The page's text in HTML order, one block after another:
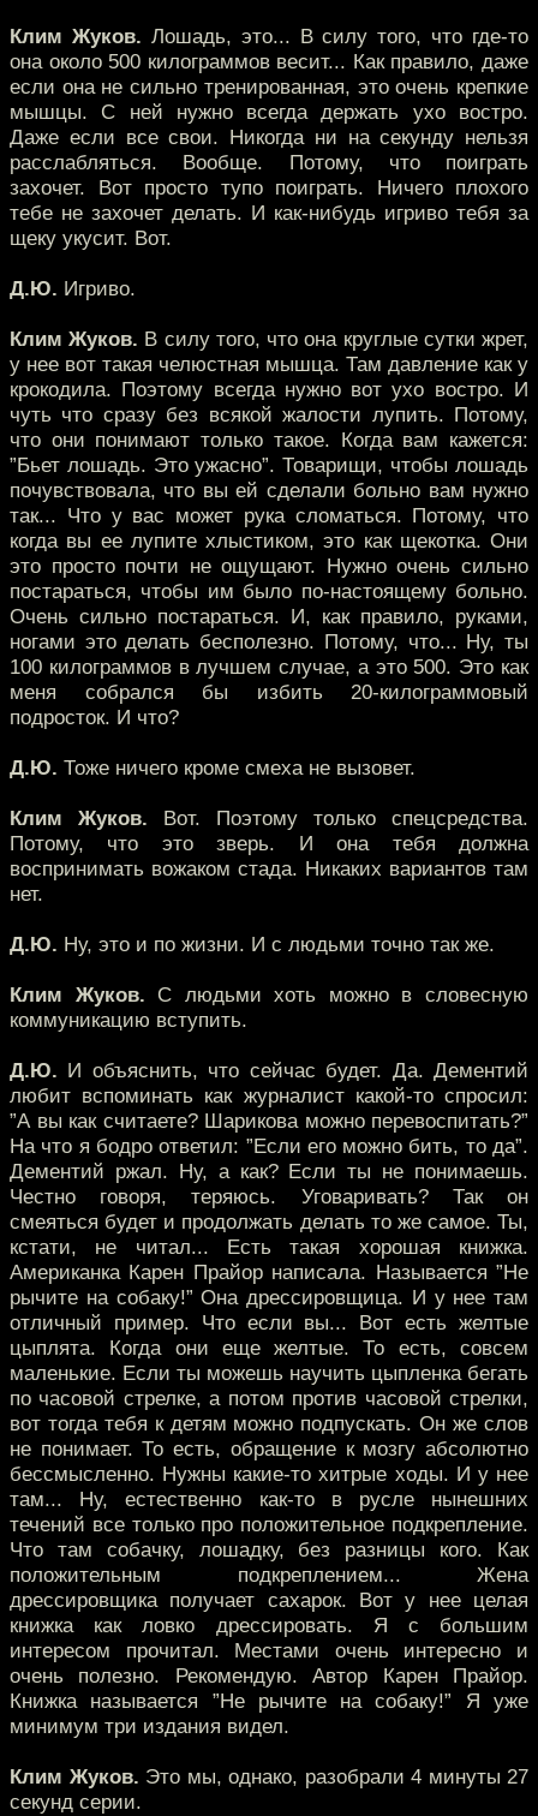
Клим Жуков. Лошадь, это... В силу того, что где-то
она около 500 килограммов весит... Как правило, даже
если она не сильно тренированная, это очень крепкие
мышцы. С ней нужно всегда держать ухо востро.
Даже если все свои. Никогда ни на секунду нельзя
расслабляться. Вообще. Потому, что поиграть
захочет. Вот просто тупо поиграть. Ничего плохого
тебе не захочет делать. И как-нибудь игриво тебя за
щеку укусит. Вот.
Д.Ю. Игриво.
Клим Жуков. В силу того, что она круглые сутки жрет,
у нее вот такая челюстная мышца. Там давление как у
крокодила. Поэтому всегда нужно вот ухо востро. И
чуть что сразу без всякой жалости лупить. Потому,
что они понимают только такое. Когда вам кажется:
”Бьет лошадь. Это ужасно”. Товарищи, чтобы лошадь
почувствовала, что вы ей сделали больно вам нужно
так... Что у вас может рука сломаться. Потому, что
когда вы ее лупите хлыстиком, это как щекотка. Они
это просто почти не ощущают. Нужно очень сильно
постараться, чтобы им было по-настоящему больно.
Очень сильно постараться. И, как правило, руками,
ногами это делать бесполезно. Потому, что... Ну, ты
100 килограммов в лучшем случае, а это 500. Это как
меня собрался бы избить 20-килограммовый
подросток. И что?
Д.Ю. Тоже ничего кроме смеха не вызовет.
Клим Жуков. Вот. Поэтому только спецсредства.
Потому, что это зверь. И она тебя должна
воспринимать вожаком стада. Никаких вариантов там
нет.
Д.Ю. Ну, это и по жизни. И с людьми точно так же.
Клим Жуков. С людьми хоть можно в словесную
коммуникацию вступить.
Д.Ю. И объяснить, что сейчас будет. Да. Дементий
любит вспоминать как журналист какой-то спросил:
”А вы как считаете? Шарикова можно перевоспитать?”
На что я бодро ответил: ”Если его можно бить, то да”.
Дементий ржал. Ну, а как? Если ты не понимаешь.
Честно говоря, теряюсь. Уговаривать? Так он
смеяться будет и продолжать делать то же самое. Ты,
кстати, не читал... Есть такая хорошая книжка.
Американка Карен Прайор написала. Называется ”Не
рычите на собаку!” Она дрессировщица. И у нее там
отличный пример. Что если вы... Вот есть желтые
цыплята. Когда они еще желтые. То есть, совсем
маленькие. Если ты можешь научить цыпленка бегать
по часовой стрелке, а потом против часовой стрелки,
вот тогда тебя к детям можно подпускать. Он же слов
не понимает. То есть, обращение к мозгу абсолютно
бессмысленно. Нужны какие-то хитрые ходы. И у нее
там... Ну, естественно как-то в русле нынешних
течений все только про положительное подкрепление.
Что там собачку, лошадку, без разницы кого. Как
положительным подкреплением... Жена
дрессировщика получает сахарок. Вот у нее целая
книжка как ловко дрессировать. Я с большим
интересом прочитал. Местами очень интересно и
очень полезно. Рекомендую. Автор Карен Прайор.
Книжка называется ”Не рычите на собаку!” Я уже
минимум три издания видел.
Клим Жуков. Это мы, однако, разобрали 4 минуты 27
секунд серии.